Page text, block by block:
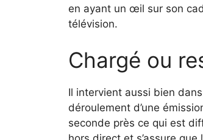
en ayant un œil sur son
télévision.
Chargé ou
Il intervient aussi bien
déroulement d’une
seconde près ce qui est